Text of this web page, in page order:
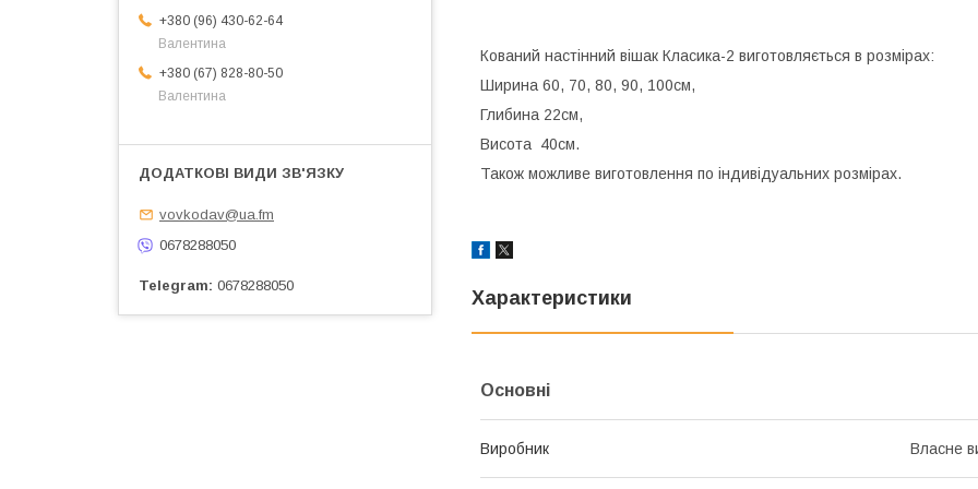
Кований настінний вішак Класика-2 виготовляється в розмірах:
Ширина 60, 70, 80, 90, 100см,
Глибина 22см,
Висота 40см.
Також можливе виготовлення по індивідуальних розмірах.
Характеристики
Основні
Виробник Власне
+380 (96) 430-62-64
Валентина
+380 (67) 828-80-50
Валентина
vovkodav@ua.fm
0678288050
Telegram 0678288050